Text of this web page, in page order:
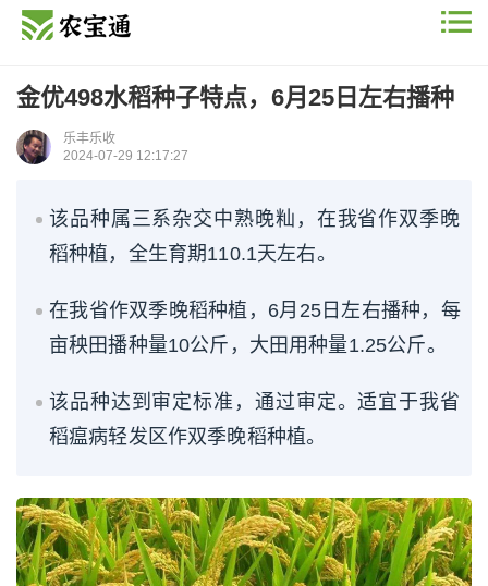
金优498水稻种子特点，6月25日左右播种
乐丰乐收
2024-07-29 12:17:27
该品种属三系杂交中熟晚籼，在我省作双季晚
稻种植，全生育期110.1天左右。
在我省作双季晚稻种植，6月25日左右播种，每
亩秧田播种量10公斤，大田用种量1.25公斤。
该品种达到审定标准，通过审定。适宜于我省
稻瘟病轻发区作双季晚稻种植。